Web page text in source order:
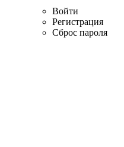
Войти
Регистрация
Сброс пароля